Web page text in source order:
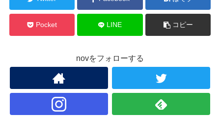
Pocket LINE コピー
novをフォローする